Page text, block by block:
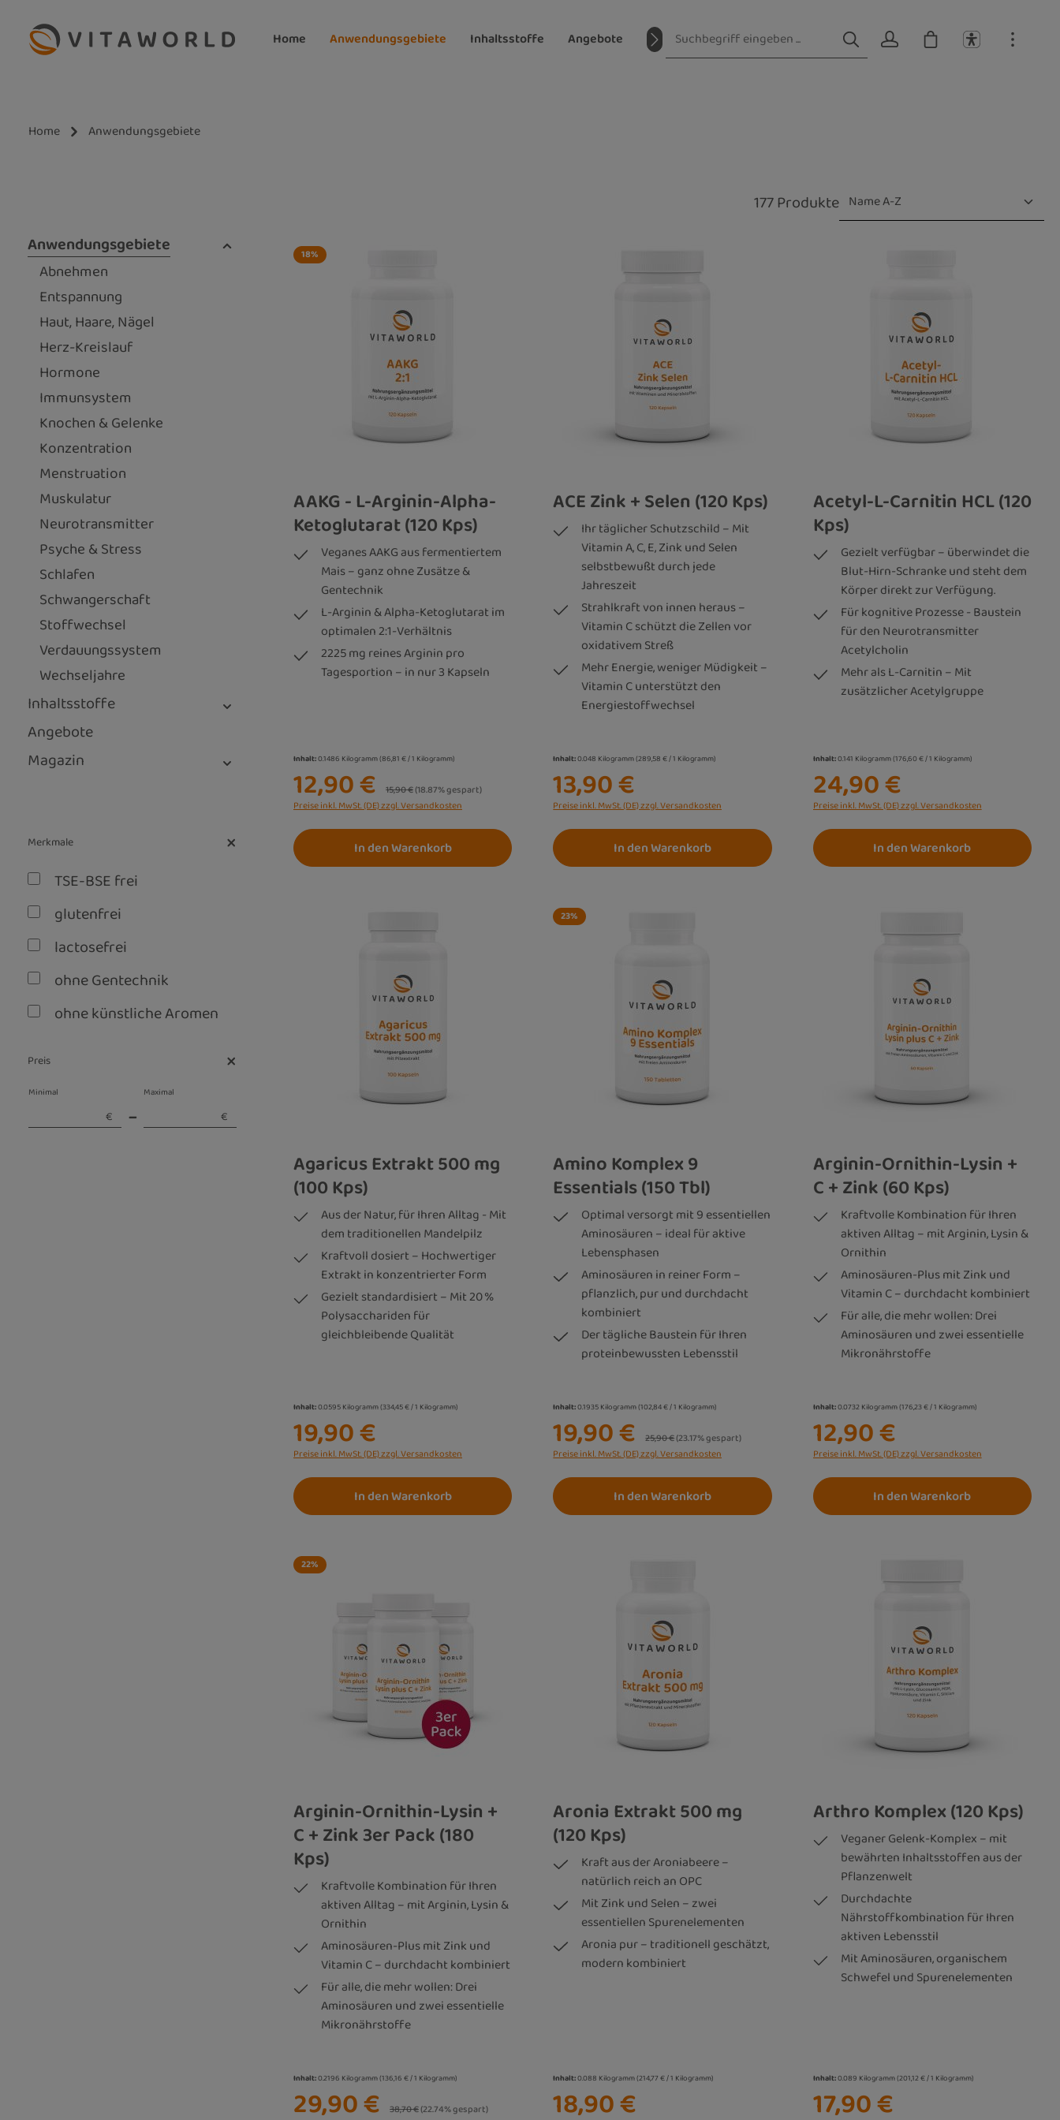
Hauptinhalt springen
Zur Suche springen
Zur Hauptnavigation springen
Home Anwendungsgebiete Inhaltsstoffe Angebote Magazin
Home Anwendungsgebiete
Anwendungsgebiete
Abnehmen
Entspannung
Haut, Haare, Nägel
Herz-Kreislauf
Hormone
Immunsystem
Knochen & Gelenke
Konzentration
Menstruation
Muskulatur
Neurotransmitter
Psyche & Stress
Schlafen
Schwangerschaft
Stoffwechsel
Verdauungssystem
Wechseljahre
Inhaltsstoffe
Angebote
Magazin
Merkmale
TSE-BSE frei
glutenfrei
lactosefrei
ohne Gentechnik
ohne künstliche Aromen
Preis
Minimal
€ –
Maximal
€
177 Produkte
18%
AAKG - L-Arginin-Alpha-
Ketoglutarat (120 Kps)
Veganes AAKG aus fermentiertem
Mais – ganz ohne Zusätze &
Gentechnik
L-Arginin & Alpha-Ketoglutarat im
optimalen 2:1-Verhältnis
2225 mg reines Arginin pro
Tagesportion – in nur 3 Kapseln
Inhalt:0.1486 Kilogramm(86,81 € / 1 Kilogramm)
12,90 € Regulärer Preis:
15,90 €(18.87% gespart)
Preise inkl. MwSt. (DE) zzgl. Versandkosten
In den Warenkorb
ACE Zink + Selen (120 Kps)
Ihr täglicher Schutzschild – Mit
Vitamin A, C, E, Zink und Selen
selbstbewußt durch jede
Jahreszeit
Strahlkraft von innen heraus –
Vitamin C schützt die Zellen vor
oxidativem Streß
Mehr Energie, weniger Müdigkeit –
Vitamin C unterstützt den
Energiestoffwechsel
Inhalt:0.048 Kilogramm(289,58 € / 1 Kilogramm)
13,90 €
Preise inkl. MwSt. (DE) zzgl. Versandkosten
In den Warenkorb
Acetyl-L-Carnitin HCL (120
Kps)
Gezielt verfügbar – überwindet die
Blut-Hirn-Schranke und steht dem
Körper direkt zur Verfügung.
Für kognitive Prozesse - Baustein
für den Neurotransmitter
Acetylcholin
Mehr als L-Carnitin – Mit
zusätzlicher Acetylgruppe
Inhalt:0.141 Kilogramm(176,60 € / 1 Kilogramm)
24,90 €
Preise inkl. MwSt. (DE) zzgl. Versandkosten
In den Warenkorb
Agaricus Extrakt 500 mg
(100 Kps)
Aus der Natur, für Ihren Alltag - Mit
dem traditionellen Mandelpilz
Kraftvoll dosiert – Hochwertiger
Extrakt in konzentrierter Form
Gezielt standardisiert – Mit 20 %
Polysacchariden für
gleichbleibende Qualität
Inhalt:0.0595 Kilogramm(334,45 € / 1 Kilogramm)
19,90 €
Preise inkl. MwSt. (DE) zzgl. Versandkosten
In den Warenkorb
23%
Amino Komplex 9
Essentials (150 Tbl)
Optimal versorgt mit 9 essentiellen
Aminosäuren – ideal für aktive
Lebensphasen
Aminosäuren in reiner Form –
pflanzlich, pur und durchdacht
kombiniert
Der tägliche Baustein für Ihren
proteinbewussten Lebensstil
Inhalt:0.1935 Kilogramm(102,84 € / 1 Kilogramm)
19,90 € Regulärer Preis:
25,90 €(23.17% gespart)
Preise inkl. MwSt. (DE) zzgl. Versandkosten
In den Warenkorb
Arginin-Ornithin-Lysin +
C + Zink (60 Kps)
Kraftvolle Kombination für Ihren
aktiven Alltag – mit Arginin, Lysin &
Ornithin
Aminosäuren-Plus mit Zink und
Vitamin C – durchdacht kombiniert
Für alle, die mehr wollen: Drei
Aminosäuren und zwei essentielle
Mikronährstoffe
Inhalt:0.0732 Kilogramm(176,23 € / 1 Kilogramm)
12,90 €
Preise inkl. MwSt. (DE) zzgl. Versandkosten
In den Warenkorb
22%
Arginin-Ornithin-Lysin +
C + Zink 3er Pack (180
Kps)
Kraftvolle Kombination für Ihren
aktiven Alltag – mit Arginin, Lysin &
Ornithin
Aminosäuren-Plus mit Zink und
Vitamin C – durchdacht kombiniert
Für alle, die mehr wollen: Drei
Aminosäuren und zwei essentielle
Mikronährstoffe
Inhalt:0.2196 Kilogramm(136,16 € / 1 Kilogramm)
29,90 € Regulärer Preis:
38,70 €(22.74% gespart)
Aronia Extrakt 500 mg
(120 Kps)
Kraft aus der Aroniabeere –
natürlich reich an OPC
Mit Zink und Selen – zwei
essentiellen Spurenelementen
Aronia pur – traditionell geschätzt,
modern kombiniert
Inhalt:0.088 Kilogramm(214,77 € / 1 Kilogramm)
18,90 €
Arthro Komplex (120 Kps)
Veganer Gelenk-Komplex – mit
bewährten Inhaltsstoffen aus der
Pflanzenwelt
Durchdachte
Nährstoffkombination für Ihren
aktiven Lebensstil
Mit Aminosäuren, organischem
Schwefel und Spurenelementen
Inhalt:0.089 Kilogramm(201,12 € / 1 Kilogramm)
17,90 €